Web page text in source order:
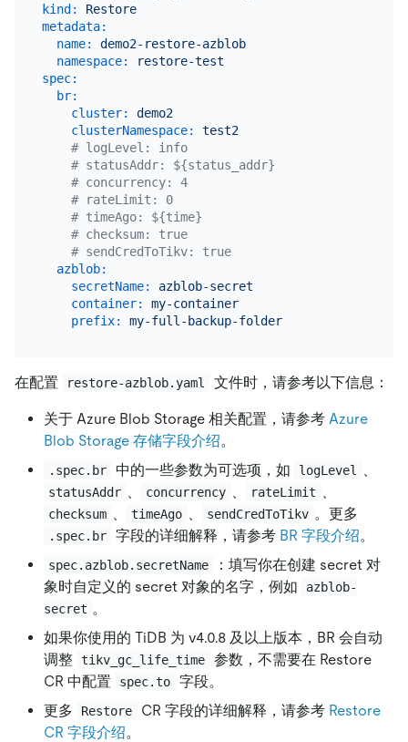
kind:
Restore
metadata:
name:
demo2-restore-azblob
namespace:
restore-test
spec:
br:
cluster:
demo2
clusterNamespace:
test2
# logLevel: info
# statusAddr: ${status_addr}
# concurrency: 4
# rateLimit: 0
# timeAgo: ${time}
# checksum: true
# sendCredToTikv: true
azblob:
secretName:
azblob-secret
container:
my-container
prefix:
my-full-backup-folder
在配置 restore-azblob.yaml 文件时，请参考以下信息：
关于 Azure Blob Storage 相关配置，请参考 Azure
Blob Storage 存储字段介绍。
.spec.br 中的一些参数为可选项，如 logLevel
statusAddr concurrency rateLimit
checksum timeAgo sendCredToTikv 。更多
.spec.br 字段的详细解释，请参考 BR 字段介绍。
spec.azblob.secretName
：填写你在创建 secret 对
象时自定义的 secret 对象的名字，例如
azblob-
secret 。
如果你使用的 TiDB 为 v4.0.8 及以上版本，BR 会自动
调整 tikv_gc_life_time
参数，不需要在 Restore
CR 中配置
spec.to
字段。
更多
Restore CR 字段的详细解释，请参考 Restore
CR 字段介绍。